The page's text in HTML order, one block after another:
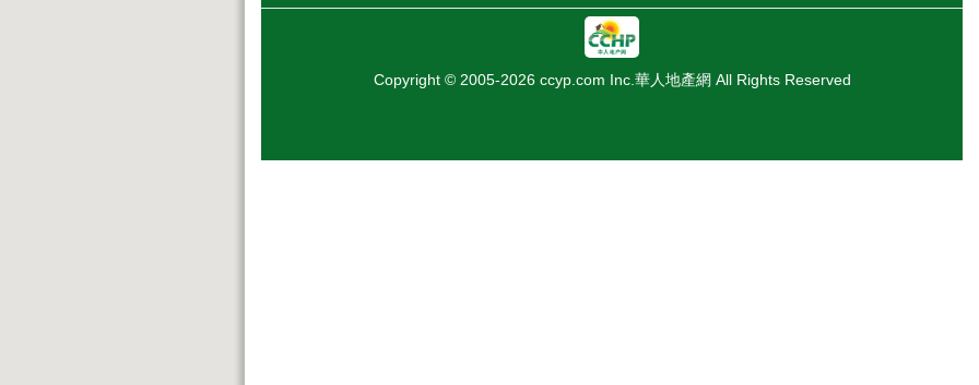
Copyright © 2005-2026 ccyp.com Inc.華人地產網 All Rights Reserved